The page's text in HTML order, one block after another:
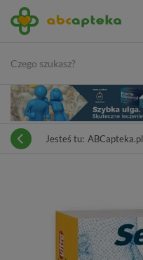
Jesteś tu: ABCapteka.pl